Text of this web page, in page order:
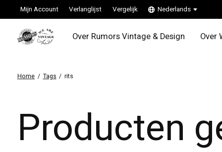
Mijn Account Verlanglijst Vergelijk Nederlands
Over Rumors Vintage & Design Over
Home / Tags / rits
Producten